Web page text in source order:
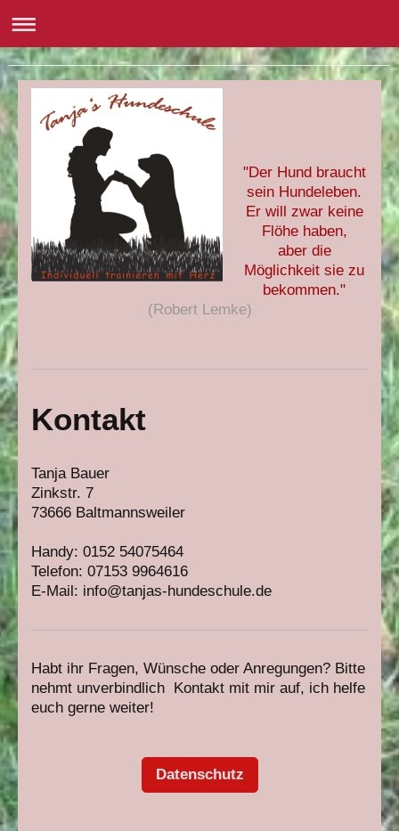
Urlaub vom 28.8. bis 19.9.2017
"Der Hund braucht
sein Hundeleben.
Er will zwar keine
Flöhe haben,
aber die
Möglichkeit sie zu
bekommen."
(Robert Lemke)
Kontakt
Tanja Bauer
Zinkstr. 7
73666 Baltmannsweiler
Handy: 0152 54075464
Telefon: 07153 9964616
E-Mail: info@tanjas-hundeschule.de
Habt ihr Fragen, Wünsche oder Anregungen? Bitte
nehmt unverbindlich Kontakt mit mir auf, ich helfe
euch gerne weiter!
Datenschutz